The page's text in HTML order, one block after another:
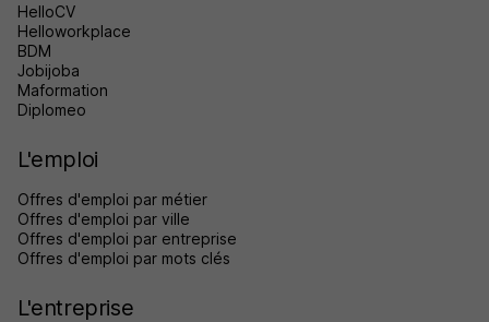
HelloCV
Helloworkplace
BDM
Jobijoba
Maformation
Diplomeo
L'emploi
Offres d'emploi par métier
Offres d'emploi par ville
Offres d'emploi par entreprise
Offres d'emploi par mots clés
L'entreprise